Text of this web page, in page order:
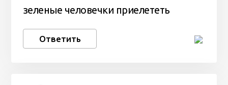
зеленые человечки приелететь
Ответить